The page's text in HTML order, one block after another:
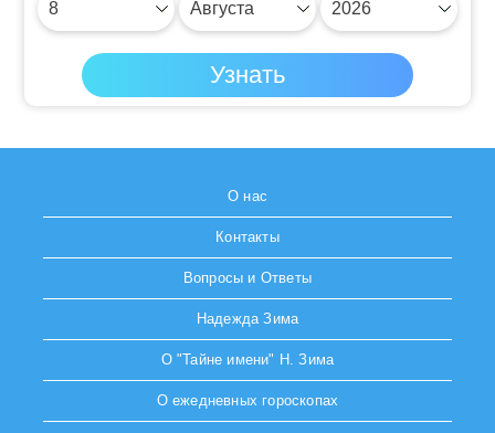
О нас
Контакты
Вопросы и Ответы
Надежда Зима
О "Тайне имени" Н. Зима
О ежедневных гороскопах